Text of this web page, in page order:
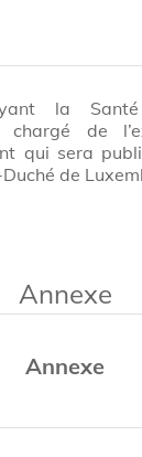
la
de
qui sera
de
Annexe
Annexe